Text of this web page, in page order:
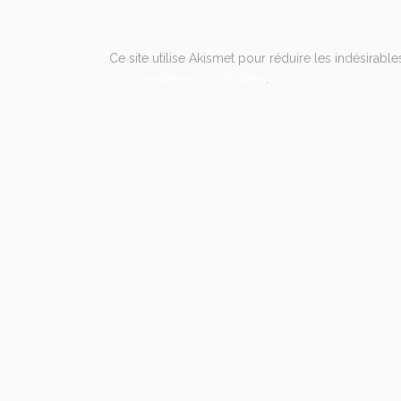
Ce site utilise Akismet pour réduire les
.